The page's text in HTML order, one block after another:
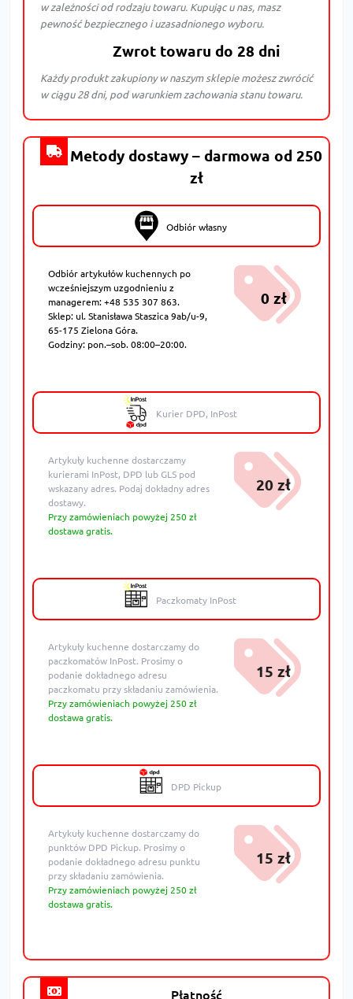
w zależności od rodzaju towaru. Kupując u nas, masz
pewność bezpiecznego i uzasadnionego wyboru.
Zwrot towaru do 28 dni
Każdy produkt zakupiony w naszym sklepie możesz zwrócić
w ciągu 28 dni, pod warunkiem zachowania stanu towaru.
Metody dostawy – darmowa od 250
zł
Odbiór własny
Odbiór artykułów kuchennych po
wcześniejszym uzgodnieniu z
managerem: +48 535 307 863.
Sklep: ul. Stanisława Staszica 9ab/u-9,
65-175 Zielona Góra.
Godziny: pon.–sob. 08:00–20:00.
0 zł
Kurier DPD, InPost
Artykuły kuchenne dostarczamy
kurierami InPost, DPD lub GLS pod
wskazany adres. Podaj dokładny adres
dostawy.
Przy zamówieniach powyżej 250 zł
dostawa gratis.
20 zł
Paczkomaty InPost
Artykuły kuchenne dostarczamy do
paczkomatów InPost. Prosimy o
podanie dokładnego adresu
paczkomatu przy składaniu zamówienia.
Przy zamówieniach powyżej 250 zł
dostawa gratis.
15 zł
DPD Pickup
Artykuły kuchenne dostarczamy do
punktów DPD Pickup. Prosimy o
podanie dokładnego adresu punktu
przy składaniu zamówienia.
Przy zamówieniach powyżej 250 zł
dostawa gratis.
15 zł
Płatność